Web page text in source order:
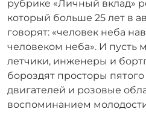
рубрике «Личный вклад»
который больше 25 лет в
говорят: «человек неба
человеком неба». И пусть
летчики, инженеры и
бороздят просторы
двигателей и розовые
воспоминанием